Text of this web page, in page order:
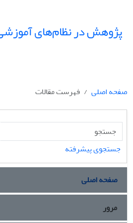
پژوهش در نظام‌های
صفحه اصلی
فهرست مقالات
جستجوی پیشرفته
صفحه اصلی
مرور